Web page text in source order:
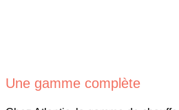
Une gamme complète